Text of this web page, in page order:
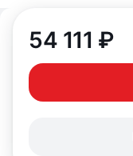
54 111 ₽